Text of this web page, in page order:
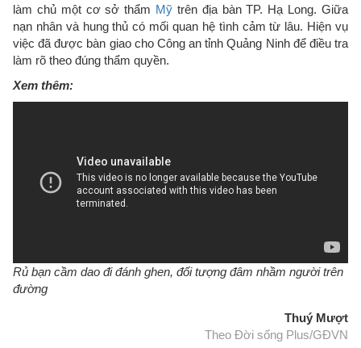
làm chủ một cơ sở thẩm Mỹ trên địa bàn TP. Hạ Long. Giữa
nạn nhân và hung thủ có mối quan hệ tình cảm từ lâu. Hiện vụ
việc đã được bàn giao cho Công an tỉnh Quảng Ninh để điều tra
làm rõ theo đúng thẩm quyền.
Xem thêm:
Rủ bạn cầm dao đi đánh ghen, đối tượng đâm nhầm người trên
đường
Thuý Mượt
Theo Đời sống Plus/GĐVN